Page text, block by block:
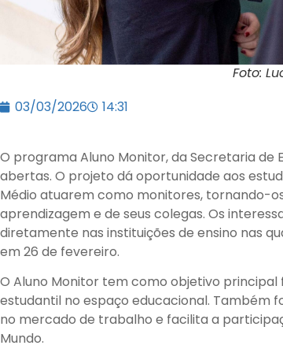
Foto:
03/03/2026
14:31
O programa Aluno Monitor, da Secretaria de
abertas. O projeto dá oportunidade aos
Médio atuarem como monitores, tornando-
aprendizagem e de seus colegas. Os
diretamente nas instituições de ensino nas
em 26 de fevereiro.
O Aluno Monitor tem como objetivo
estudantil no espaço educacional.
no mercado de trabalho e facilita a
Mundo.